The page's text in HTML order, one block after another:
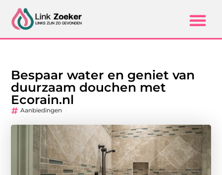
Bespaar water en geniet van
duurzaam douchen met
Ecorain.nl
Aanbiedingen